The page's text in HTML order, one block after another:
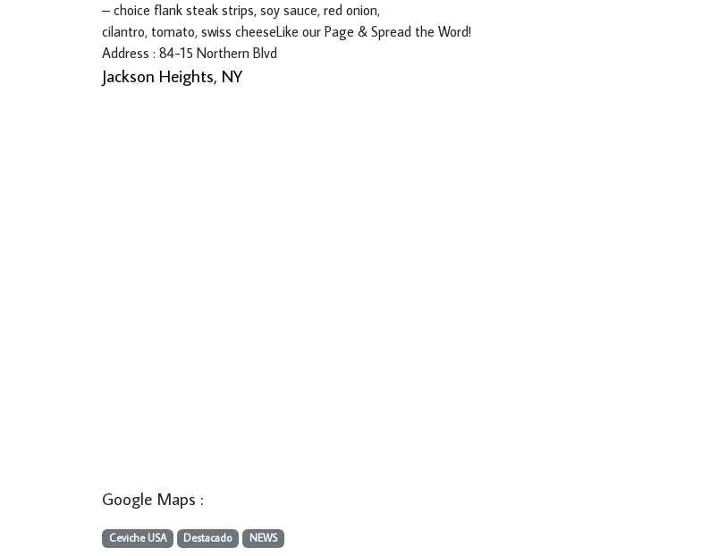
– choice flank steak strips, soy sauce, red onion,
cilantro, tomato, swiss cheeseLike our Page & Spread the Word!
Address : 84-15 Northern Blvd
Jackson Heights, NY
Google Maps :
Ceviche USA Destacado NEWS